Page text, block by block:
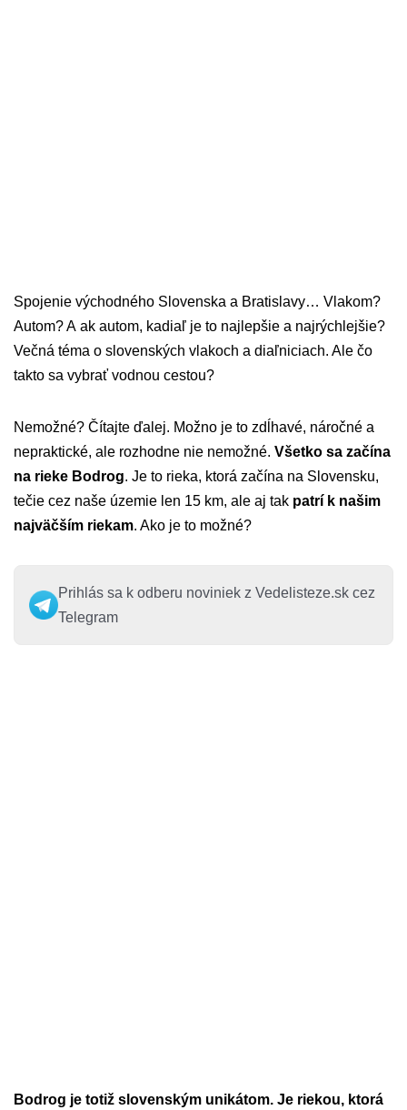
Spojenie východného Slovenska a Bratislavy… Vlakom?
Autom? A ak autom, kadiaľ je to najlepšie a najrýchlejšie?
Večná téma o slovenských vlakoch a diaľniciach. Ale čo
takto sa vybrať vodnou cestou?
Nemožné? Čítajte ďalej. Možno je to zdĺhavé, náročné a
nepraktické, ale rozhodne nie nemožné. Všetko sa začína
na rieke Bodrog. Je to rieka, ktorá začína na Slovensku,
tečie cez naše územie len 15 km, ale aj tak patrí k našim
najväčším riekam. Ako je to možné?
Prihlás sa k odberu noviniek z Vedelisteze.sk cez
Telegram
Bodrog je totiž slovenským unikátom. Je riekou, ktorá